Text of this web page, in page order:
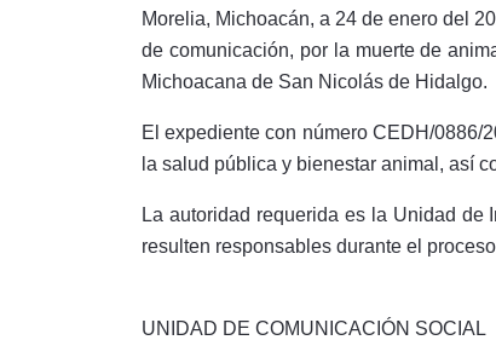
Morelia, Michoacán, a 24 de enero del
de comunicación, por la muerte de
Michoacana de San Nicolás de Hidalgo.
El expediente con número CEDH/0886/
la salud pública y bienestar animal, así
La autoridad requerida es la Unidad
resulten responsables durante el
UNIDAD DE COMUNICACIÓN SOCIAL